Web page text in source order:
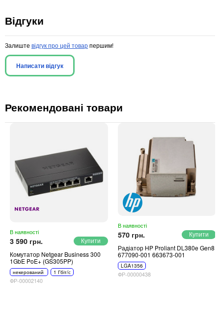
Відгуки
Залиште відгук про цей товарпершим!
Написати відгук
Рекомендовані товари
В наявності
3 590 грн.
Комутатор Netgear Business 300
1GbE PoE+ (GS305PP)
некерований 1 Гбіт/с
ФР-00002140
В наявності
570 грн.
Радіатор HP Proliant DL380e Gen8
677090-001 663673-001
LGA1356
ФР-00000438